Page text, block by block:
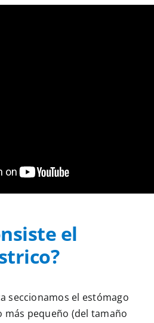
el
seccionamos el estómago
más pequeño (del tamaño